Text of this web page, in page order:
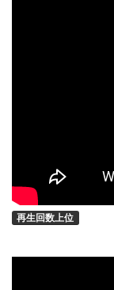
再生回数上位